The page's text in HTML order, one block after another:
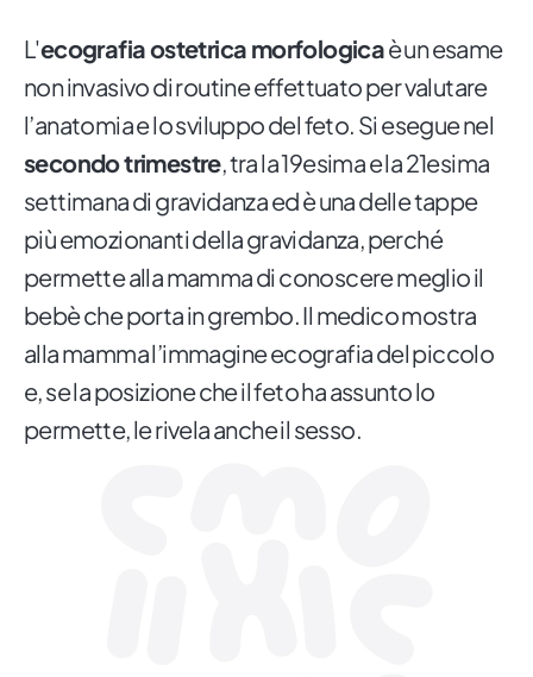
L'ecografia ostetrica morfologicaè un esame
non invasivo di routine effettuato per valutare
l’anatomia e lo sviluppo del feto. Si esegue nel
secondo trimestre, tra la 19esima e la 21esima
settimana di gravidanza ed è una delle tappe
più emozionanti della gravidanza, perché
permette alla mamma di conoscere meglio il
bebè che porta in grembo. Il medico mostra
alla mamma l’immagine ecografia del piccolo
e, se la posizione che il feto ha assunto lo
permette, le rivela anche il sesso.